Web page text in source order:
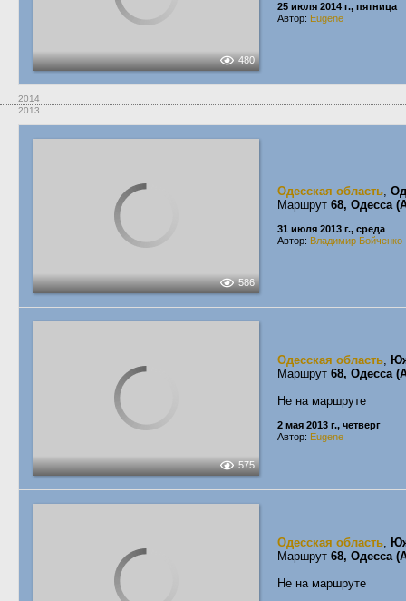
480
25 июля 2014 г., пятница
Автор: Eugene
2014
2013
586
Одесская область,
Маршрут 68, Одесса
31 июля 2013 г., среда
Автор: Владимир Бойченко
575
Одесская область,
Маршрут 68, Одесса
Не на маршруте
2 мая 2013 г., четверг
Автор: Eugene
Одесская область,
Маршрут 68, Одесса
Не на маршруте